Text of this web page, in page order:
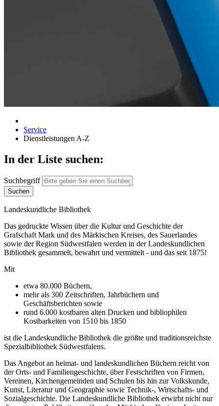
Service
Dienstleistungen A-Z
In der Liste suchen:
Suchbegriff
Landeskundliche Bibliothek
Das gedruckte Wissen über die Kultur und Geschichte der
Grafschaft Mark und des Märkischen Kreises, des Sauerlandes
sowie der Region Südwestfalen werden in der Landeskundlichen
Bibliothek gesammelt, bewahrt und vermittelt - und das seit 1875!
Mit
etwa 80.000 Büchern,
mehr als 300 Zeitschriften, Jahrbüchern und
Geschäftsberichten sowie
rund 6.000 kostbaren alten Drucken und bibliophilen
Kostbarkeiten von 1510 bis 1850
ist die Landeskundliche Bibliothek die größte und traditionsreichste
Spezialbibliothek Südwestfalens.
Das Angebot an heimat- und landeskundlichen Büchern reicht von
der Orts- und Familiengeschichte, über Festschriften von Firmen,
Vereinen, Kirchengemeinden und Schulen bis hin zur Volkskunde,
Kunst, Literatur und Geographie sowie Technik-, Wirtschafts- und
Sozialgeschichte. Die Landeskundliche Bibliothek erwirbt nicht nur